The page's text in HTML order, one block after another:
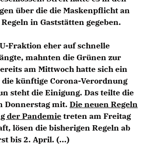
über die die Maskenpflicht an
in Gaststätten gegeben.
Fraktion eher auf schnelle
mahnten die Grünen zur
am Mittwoch hatte sich ein
künftige Corona-Verordnung
steht die Einigung. Das teilte die
Donnerstag mit. Die neuen Regeln
der Pandemie treten am Freitag
lösen die bisherigen Regeln ab
bis 2. April. (...)